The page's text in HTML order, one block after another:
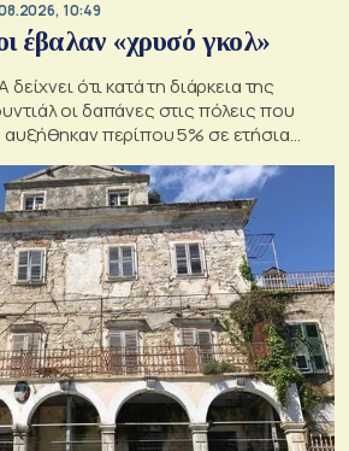
10:49
έβαλαν «χρυσό γκολ»
ότι κατά τη διάρκεια της
οι δαπάνες στις πόλεις που
περίπου 5% σε ετήσια